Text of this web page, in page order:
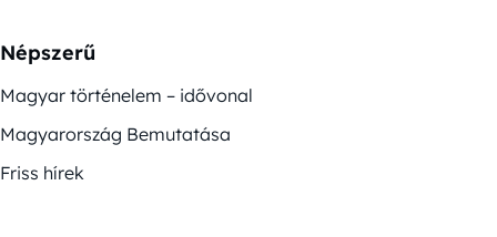
Népszerű
Magyar történelem – idővonal
Magyarország Bemutatása
Friss hírek